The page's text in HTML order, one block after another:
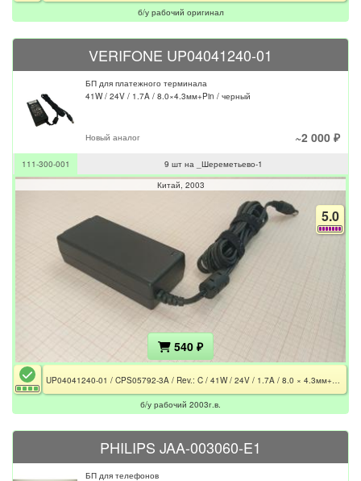
б/у рабочий оригинал
VERIFONE UP04041240-01
БП для платежного терминала
41W / 24V / 1.7A / 8.0×4.3мм+Pin / черный
Новый аналог ~2 000 ₽
111-300-001
9 шт на _Шереметьево-1
Китай 2003
5.0
540 ₽
UP04041240-01 / CPS05792-3A / Rev.: C / 41W / 24V / 1.7A / 8.0 × 4.3мм+Pin / CE / Оригинал
б/у рабочий 2003г.в.
PHILIPS JAA-003060-E1
БП для телефонов